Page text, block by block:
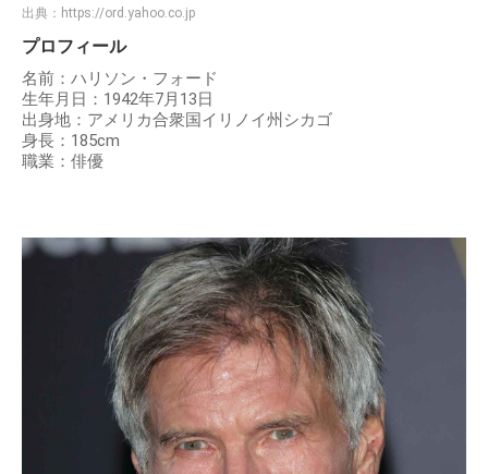
出典： https://ord.yahoo.co.jp
プロフィール
名前：ハリソン・フォード
生年月日：1942年7月13日
出身地：アメリカ合衆国イリノイ州シカゴ
身長：185cm
職業：俳優